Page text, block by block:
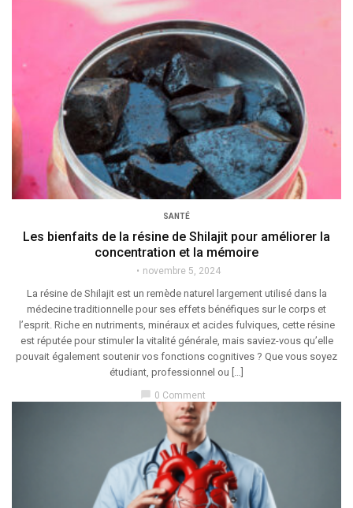
SANTÉ
Les bienfaits de la résine de Shilajit pour améliorer la
concentration et la mémoire
novembre 5, 2024
La résine de Shilajit est un remède naturel largement utilisé dans la
médecine traditionnelle pour ses effets bénéfiques sur le corps et
l’esprit. Riche en nutriments, minéraux et acides fulviques, cette résine
est réputée pour stimuler la vitalité générale, mais saviez-vous qu’elle
pouvait également soutenir vos fonctions cognitives ? Que vous soyez
étudiant, professionnel ou […]
0 Comment